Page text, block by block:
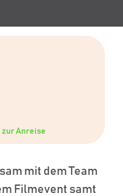
zur Anreise
mit dem Team
Filmevent samt